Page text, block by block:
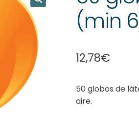
(min
12,78€
50 globos de
aire.